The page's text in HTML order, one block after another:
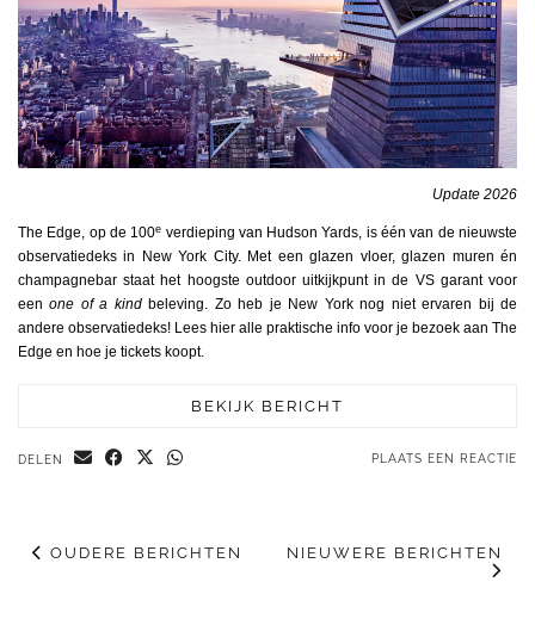
Update 2026
The Edge, op de 100e verdieping van Hudson Yards, is één van de nieuwste
observatiedeks in New York City. Met een glazen vloer, glazen muren én
champagnebar staat het hoogste outdoor uitkijkpunt in de VS garant voor
eenone of a kindbeleving. Zo heb je New York nog niet ervaren bij de
andere observatiedeks! Lees hier alle praktische info voor je bezoek aan The
Edge en hoe je tickets koopt.
BEKIJK BERICHT
DELEN PLAATS EEN REACTIE
OUDERE BERICHTEN NIEUWERE BERICHTEN